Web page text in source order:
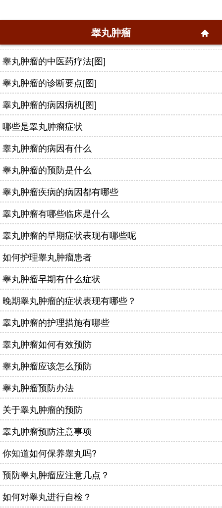
睾丸肿瘤
睾丸肿瘤的中医药疗法[图]
睾丸肿瘤的诊断要点[图]
睾丸肿瘤的病因病机[图]
哪些是睾丸肿瘤症状
睾丸肿瘤的病因有什么
睾丸肿瘤的预防是什么
睾丸肿瘤疾病的病因都有哪些
睾丸肿瘤有哪些临床是什么
睾丸肿瘤的早期症状表现有哪些呢
如何护理睾丸肿瘤患者
睾丸肿瘤早期有什么症状
晚期睾丸肿瘤的症状表现有哪些？
睾丸肿瘤的护理措施有哪些
睾丸肿瘤如何有效预防
睾丸肿瘤应该怎么预防
睾丸肿瘤预防办法
关于睾丸肿瘤的预防
睾丸肿瘤预防注意事项
你知道如何保养睾丸吗?
预防睾丸肿瘤应注意几点？
如何对睾丸进行自检？